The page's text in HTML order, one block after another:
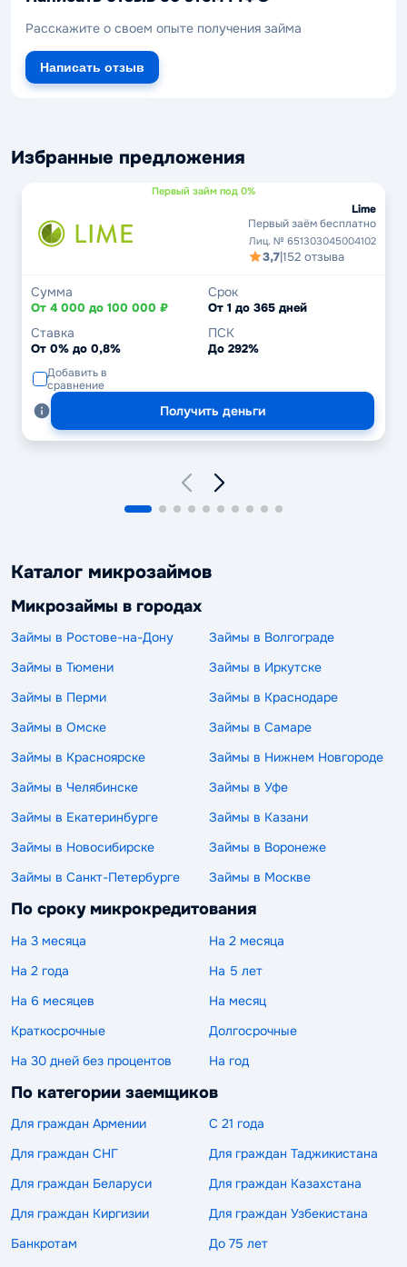
Расскажите о своем опыте получения займа
Написать отзыв
Избранные предложения
Первый займ под 0%
Lime
Первый заём бесплатно
Лиц. № 651303045004102
3,7|152 отзыва
Сумма
От 4 000 до 100 000 ₽
Срок
От 1 до 365 дней
Ставка
От 0% до 0,8%
ПСК
До 292%
Добавить в
сравнение
Получить деньги
Каталог микрозаймов
Микрозаймы в городах
Займы в Ростове-на-Дону
Займы в Волгограде
Займы в Тюмени
Займы в Иркутске
Займы в Перми
Займы в Краснодаре
Займы в Омске
Займы в Самаре
Займы в Красноярске
Займы в Нижнем Новгороде
Займы в Челябинске
Займы в Уфе
Займы в Екатеринбурге
Займы в Казани
Займы в Новосибирске
Займы в Воронеже
Займы в Санкт-Петербурге
Займы в Москве
По сроку микрокредитования
На 3 месяца
На 2 месяца
На 2 года
На 5 лет
На 6 месяцев
На месяц
Краткосрочные
Долгосрочные
На 30 дней без процентов
На год
По категории заемщиков
Для граждан Армении
С 21 года
Для граждан СНГ
Для граждан Таджикистана
Для граждан Беларуси
Для граждан Казахстана
Для граждан Киргизии
Для граждан Узбекистана
Банкротам
До 75 лет